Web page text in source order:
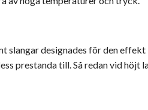
designades för den
prestanda till. Så redan vid